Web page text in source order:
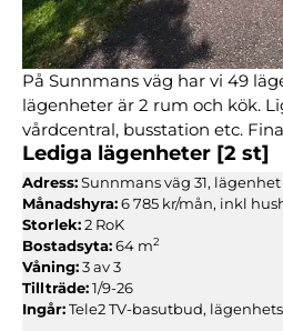
På Sunnmans väg har vi 49
lägenheter är 2 rum och kök.
vårdcentral, busstation etc.
Lediga lägenheter [2 st]
Adress:Sunnmans väg 31, lägenhet
Månadshyra:6 785 kr/mån, inkl
Storlek:2 RoK
Bostadsyta:64 m2
Våning:3 av 3
Tillträde:1/9-26
Ingår:Tele2 TV-basutbud,